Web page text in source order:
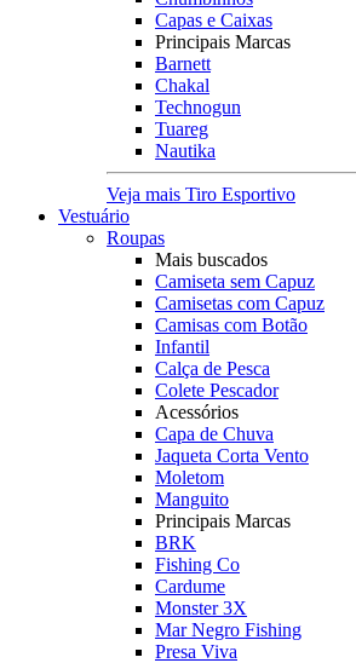
Capas e Caixas
Principais Marcas
Barnett
Chakal
Technogun
Tuareg
Nautika
Veja mais Tiro Esportivo
Vestuário
Roupas
Mais buscados
Camiseta sem Capuz
Camisetas com Capuz
Camisas com Botão
Infantil
Calça de Pesca
Colete Pescador
Acessórios
Capa de Chuva
Jaqueta Corta Vento
Moletom
Manguito
Principais Marcas
BRK
Fishing Co
Cardume
Monster 3X
Mar Negro Fishing
Presa Viva